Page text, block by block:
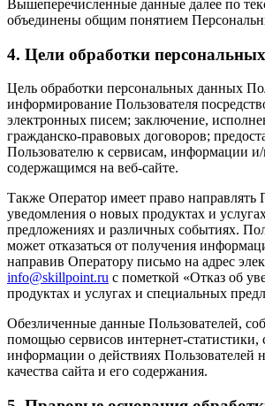
Вышеперечисленные данные далее по
объединены общим понятием
4. Цели обработки
Цель обработки персональных данных
информирование Пользователя
электронных писем; заключение,
гражданско-правовых договоров;
Пользователю к сервисам, информации
содержащимся на веб-сайте.
Также Оператор имеет право направлять
уведомления о новых продуктах и
предложениях и различных событиях.
может отказаться от получения
направив Оператору письмо на адрес
info@skillpoint.ru с пометкой «Отказ об
продуктах и услугах и специальных
Обезличенные данные Пользователей,
помощью сервисов интернет-статистики,
информации о действиях Пользователей
качества сайта и его содержания.